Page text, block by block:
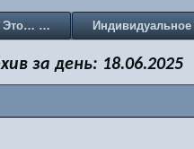
Это… …
за день: 18.06.2025